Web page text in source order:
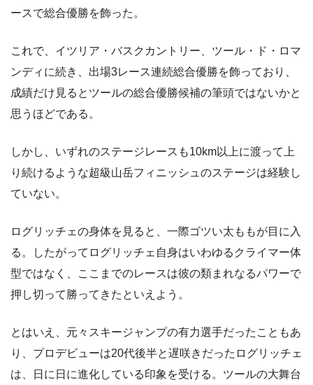
ースで総合優勝を飾った。
これで、イツリア・バスクカントリー、ツール・ド・ロマ
ンディに続き、出場3レース連続総合優勝を飾っており、
成績だけ見るとツールの総合優勝候補の筆頭ではないかと
思うほどである。
しかし、いずれのステージレースも10km以上に渡って上
り続けるような超級山岳フィニッシュのステージは経験し
ていない。
ログリッチェの身体を見ると、一際ゴツい太ももが目に入
る。したがってログリッチェ自身はいわゆるクライマー体
型ではなく、ここまでのレースは彼の類まれなるパワーで
押し切って勝ってきたといえよう。
とはいえ、元々スキージャンプの有力選手だったこともあ
り、プロデビューは20代後半と遅咲きだったログリッチェ
は、日に日に進化している印象を受ける。ツールの大舞台